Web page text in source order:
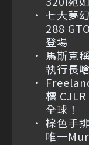
七大夢
288
登場
馬斯克
執行長
標
全球！
棕色手
唯一